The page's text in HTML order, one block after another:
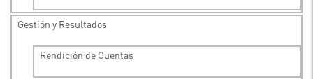
Gestión y Resultados
Rendición de Cuentas